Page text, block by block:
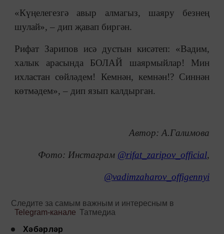
«Күңелегезгә авыр алмагыз, шаяру безнең
шулай», – дип җавап биргән.
Рифат Зарипов исә дустын кисәтеп: «Вадим,
халык арасында БОЛАЙ шаярмыйлар! Мин
ихластан сөйләдем! Кемнән, кемнән!? Синнән
көтмәдем», – дип язып калдырган.
Автор: А.Галимова
Фото: Инстаграм @rifat_zaripov_official,
@vadimzaharov_offigennyi
Следите за самым важным и интересным в
Telegram-канале Татмедиа
Хәбәрләр